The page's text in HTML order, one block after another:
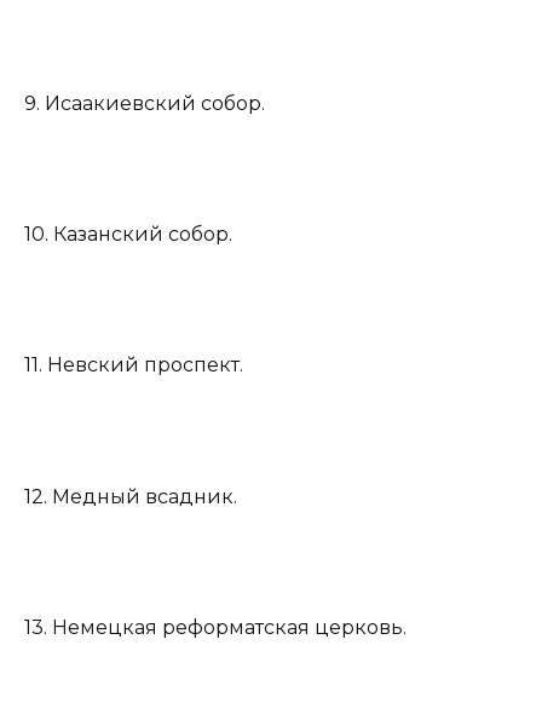
9. Исаакиевский собор.
10. Казанский собор.
11. Невский проспект.
12. Медный всадник.
13. Немецкая реформатская церковь.